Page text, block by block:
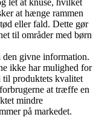
at hænge rammen
eller fald. Dette gør
til områder med børn
den givne information.
ikke har mulighed for
til produktets kvalitet
at træffe en
mindre
på markedet.